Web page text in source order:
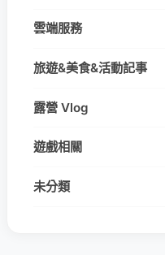
雲端服務
旅遊&美食&活動記事
露營 Vlog
遊戲相關
未分類